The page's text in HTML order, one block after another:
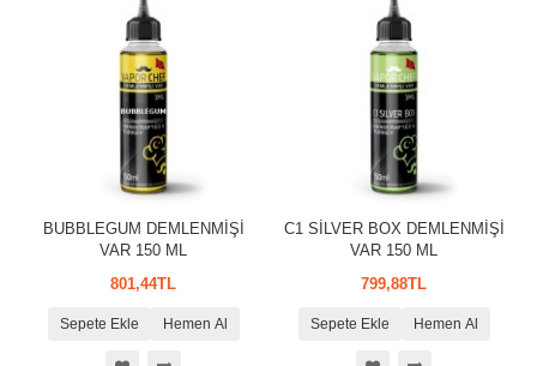
BUBBLEGUM DEMLENMİŞİ
VAR 150 ML
801,44TL
Sepete Ekle Hemen Al
C1 SİLVER BOX DEMLENMİŞİ
VAR 150 ML
799,88TL
Sepete Ekle Hemen Al